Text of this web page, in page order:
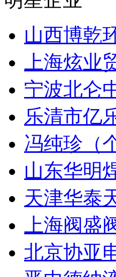
山西博乾
上海炫业
宁波北仑
乐清市亿
冯纯珍（
山东华明
天津华泰
上海阀盛
北京协亚